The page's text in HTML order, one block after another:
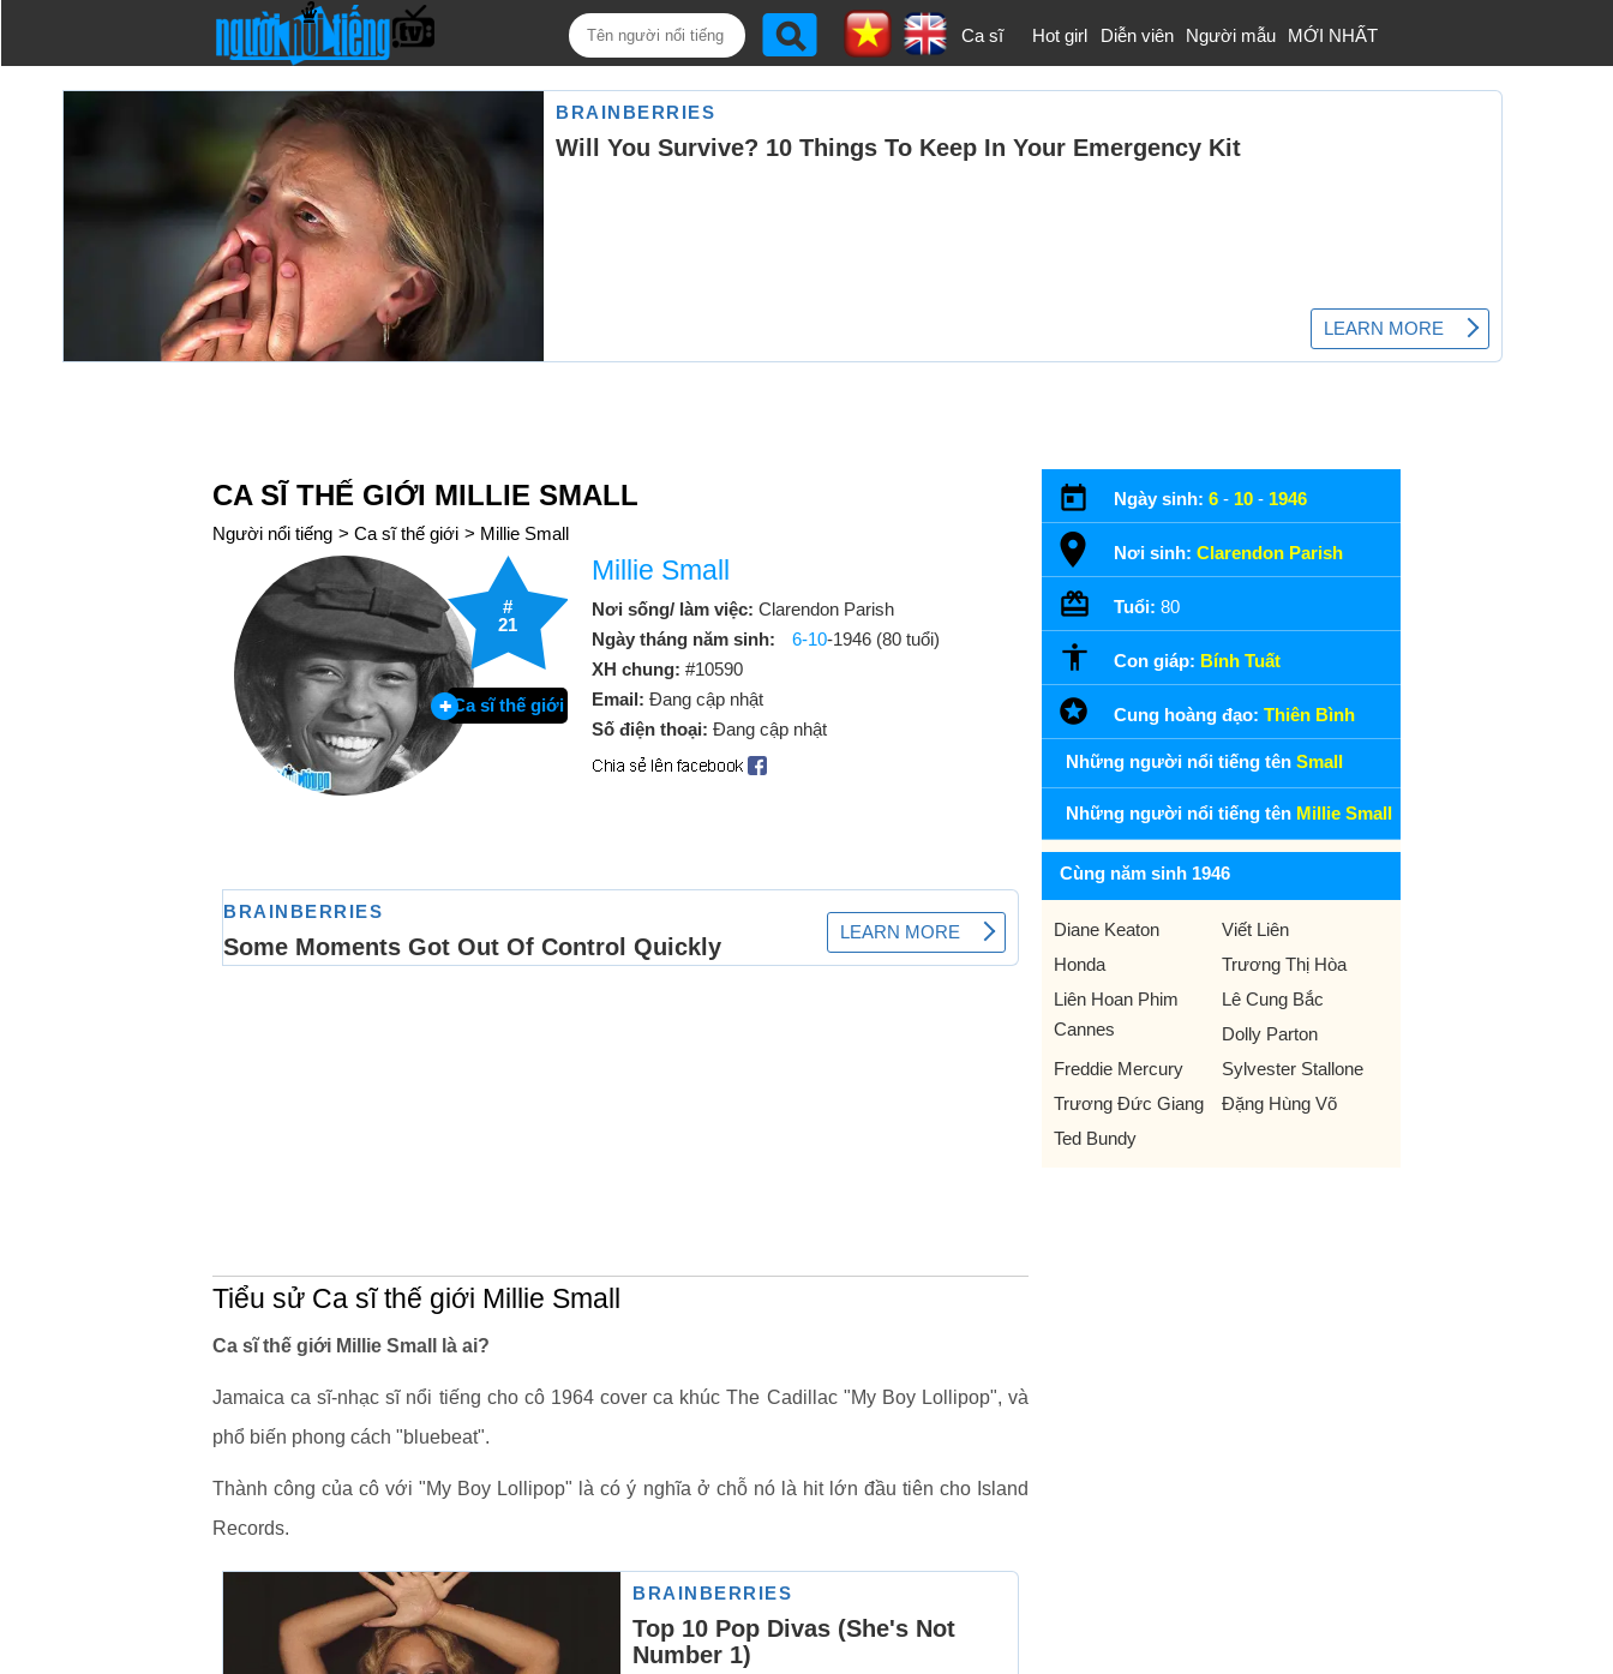
Ca sĩ Hot girl Diễn viên Người mẫu MỚI NHẤT
CA SĨ THẾ GIỚI MILLIE SMALL
Người nổi tiếng > Ca sĩ thế giới > Millie Small
#
21
Ca sĩ thế giới
Millie Small
Nơi sống/ làm việc: Clarendon Parish
Ngày tháng năm sinh:
6-10-1946 (80 tuổi)
XH chung: #10590
Email: Đang cập nhật
Số điện thoại: Đang cập nhật
Tiểu sử Ca sĩ thế giới Millie Small
Ca sĩ thế giới Millie Small là ai?
Jamaica ca sĩ-nhạc sĩ nổi tiếng cho cô 1964 cover ca khúc The Cadillac "My Boy Lollipop", và
phổ biến phong cách "bluebeat".
Thành công của cô với "My Boy Lollipop" là có ý nghĩa ở chỗ nó là hit lớn đầu tiên cho Island
Records.
Ngày sinh: 6 - 10 - 1946
Nơi sinh: Clarendon Parish
Tuổi: 80
Con giáp: Bính Tuất
Cung hoàng đạo: Thiên Bình
Những người nổi tiếng tên Small
Những người nổi tiếng tên Millie Small
Cùng năm sinh 1946
Diane Keaton
Viết Liên
Honda
Trương Thị Hòa
Liên Hoan Phim
Cannes
Lê Cung Bắc
Dolly Parton
Freddie Mercury
Sylvester Stallone
Trương Đức Giang
Đặng Hùng Võ
Ted Bundy